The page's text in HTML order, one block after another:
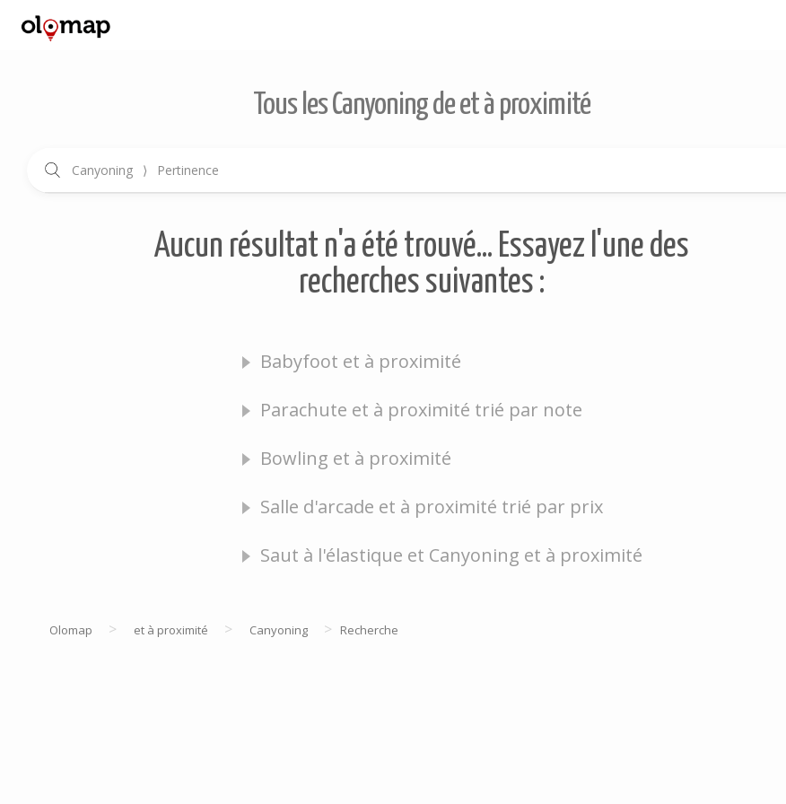
Tous les Canyoning de et à proximité
Canyoning ⟩ Pertinence
Aucun résultat n'a été trouvé... Essayez l'une des
recherches suivantes :
Babyfoot et à proximité
Parachute et à proximité trié par note
Bowling et à proximité
Salle d'arcade et à proximité trié par prix
Saut à l'élastique et Canyoning et à proximité
Olomap > et à proximité > Canyoning > Recherche